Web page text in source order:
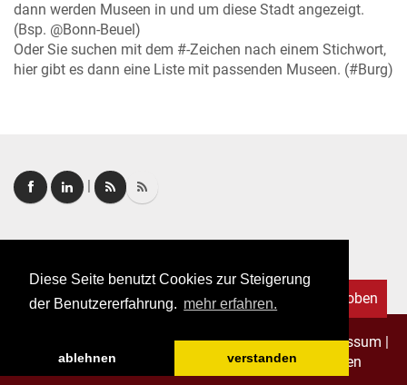
Diese Seite benutzt Cookies zur Steigerung
der Benutzererfahrung. mehr erfahren.
ablehnen verstanden
dann werden Museen in und um diese Stadt angezeigt.
(Bsp. @Bonn-Beuel)
Oder Sie suchen mit dem #-Zeichen nach einem Stichwort,
hier gibt es dann eine Liste mit passenden Museen. (#Burg)
Copyright © 2026. Alle Rechte vorbehalten.–Impressum
Datenschutz
Allgemeine Geschäftsbedingungen
Nach oben